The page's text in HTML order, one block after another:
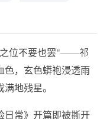
之位不要也罢"——祁
色，玄色蟒袍浸透雨
地残星。
日常》开篇即被撕开